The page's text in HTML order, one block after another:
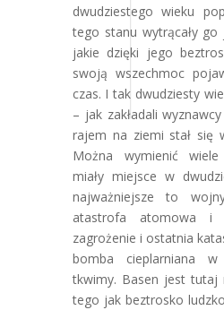
dwudziestego wieku
tego stanu wytrącały
jakie dzięki jego
swoją wszechmoc
czas. I tak dwudziesty
– jak zakładali
rajem na ziemi stał się
Można wymienić
miały miejsce w
najważniejsze to
atastrofa atomowa i
zagrożenie i ostatnia
bomba cieplarniana
tkwimy. Basen jest tutaj
tego jak beztrosko